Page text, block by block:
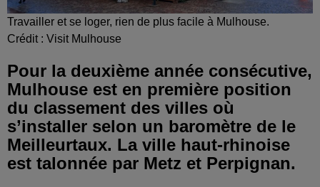
Travailler et se loger, rien de plus facile à Mulhouse.
Crédit : Visit Mulhouse
Pour la deuxième année consécutive,
Mulhouse est en première position
du classement des villes où
s’installer selon un baromètre de le
Meilleurtaux. La ville haut-rhinoise
est talonnée par Metz et Perpignan.